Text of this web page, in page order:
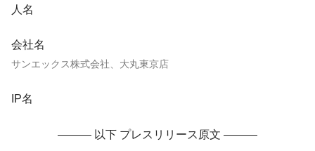
人名
会社名
サンエックス株式会社、大丸東京店
IP名
——— 以下 プレスリリース原文 ———